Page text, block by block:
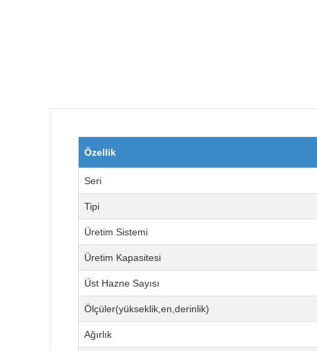
Özellik
Seri
Tipi
Üretim Sistemi
Üretim Kapasitesi
Üst Hazne Sayısı
Ölçüler(yükseklik,en,derinlik)
Ağırlık